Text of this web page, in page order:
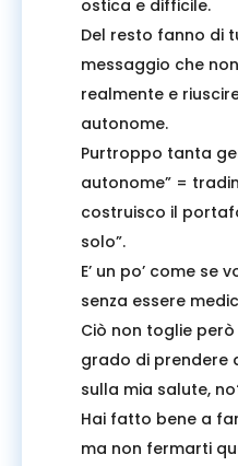
ostica e difficile.
Del resto fanno di
messaggio che
realmente e
autonome.
Purtroppo tanta
autonome” =
costruisco il
solo”.
E’ un po’ come se
senza essere
Ciò non toglie
grado di prendere
sulla mia salute,
Hai fatto bene a
ma non fermarti